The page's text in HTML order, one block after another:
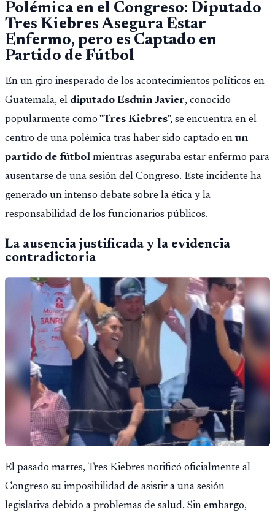
Polémica en el Congreso: Diputado
Tres Kiebres Asegura Estar
Enfermo, pero es Captado en
Partido de Fútbol
En un giro inesperado de los acontecimientos políticos en
Guatemala, el diputado Esduin Javier, conocido
popularmente como "Tres Kiebres", se encuentra en el
centro de una polémica tras haber sido captado en un
partido de fútbol mientras aseguraba estar enfermo para
ausentarse de una sesión del Congreso. Este incidente ha
generado un intenso debate sobre la ética y la
responsabilidad de los funcionarios públicos.
La ausencia justificada y la evidencia
contradictoria
El pasado martes, Tres Kiebres notificó oficialmente al
Congreso su imposibilidad de asistir a una sesión
legislativa debido a problemas de salud. Sin embargo,